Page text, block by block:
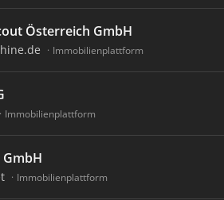
Österreich GmbH
Immobilienplattform
Immobilienplattform
Immobilienplattform